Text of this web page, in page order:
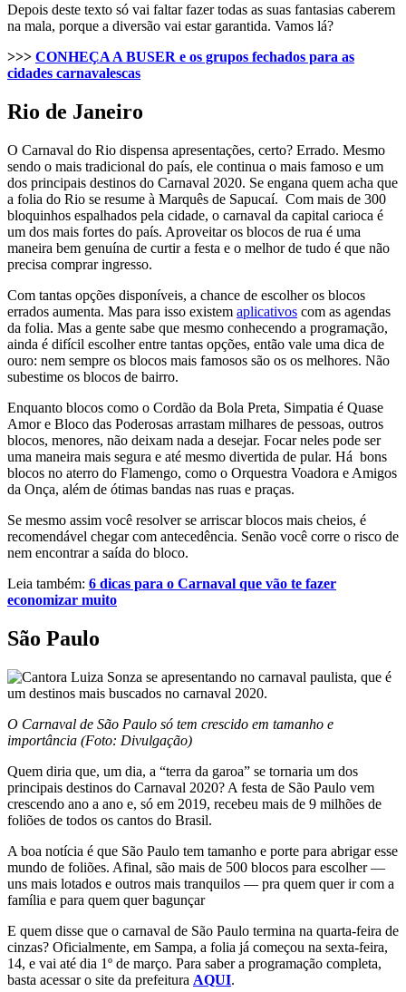
Depois deste texto só vai faltar fazer todas as suas fantasias caberem
na mala, porque a diversão vai estar garantida. Vamos lá?
>>> CONHEÇA A BUSER e os grupos fechados para as
cidades carnavalescas
Rio de Janeiro
O Carnaval do Rio dispensa apresentações, certo? Errado. Mesmo
sendo o mais tradicional do país, ele continua o mais famoso e um
dos principais destinos do Carnaval 2020. Se engana quem acha que
a folia do Rio se resume à Marquês de Sapucaí. Com mais de 300
bloquinhos espalhados pela cidade, o carnaval da capital carioca é
um dos mais fortes do país. Aproveitar os blocos de rua é uma
maneira bem genuína de curtir a festa e o melhor de tudo é que não
precisa comprar ingresso.
Com tantas opções disponíveis, a chance de escolher os blocos
errados aumenta. Mas para isso existem aplicativos com as agendas
da folia. Mas a gente sabe que mesmo conhecendo a programação,
ainda é difícil escolher entre tantas opções, então vale uma dica de
ouro: nem sempre os blocos mais famosos são os os melhores. Não
subestime os blocos de bairro.
Enquanto blocos como o Cordão da Bola Preta, Simpatia é Quase
Amor e Bloco das Poderosas arrastam milhares de pessoas, outros
blocos, menores, não deixam nada a desejar. Focar neles pode ser
uma maneira mais segura e até mesmo divertida de pular. Há bons
blocos no aterro do Flamengo, como o Orquestra Voadora e Amigos
da Onça, além de ótimas bandas nas ruas e praças.
Se mesmo assim você resolver se arriscar blocos mais cheios, é
recomendável chegar com antecedência. Senão você corre o risco de
nem encontrar a saída do bloco.
Leia também: 6 dicas para o Carnaval que vão te fazer
economizar muito
São Paulo
O Carnaval de São Paulo só tem crescido em tamanho e
importância (Foto: Divulgação)
Quem diria que, um dia, a “terra da garoa” se tornaria um dos
principais destinos do Carnaval 2020? A festa de São Paulo vem
crescendo ano a ano e, só em 2019, recebeu mais de 9 milhões de
foliões de todos os cantos do Brasil.
A boa notícia é que São Paulo tem tamanho e porte para abrigar esse
mundo de foliões. Afinal, são mais de 500 blocos para escolher —
uns mais lotados e outros mais tranquilos — pra quem quer ir com a
família e para quem quer bagunçar
E quem disse que o carnaval de São Paulo termina na quarta-feira de
cinzas? Oficialmente, em Sampa, a folia já começou na sexta-feira,
14, e vai até dia 1º de março. Para saber a programação completa,
basta acessar o site da prefeitura AQUI.